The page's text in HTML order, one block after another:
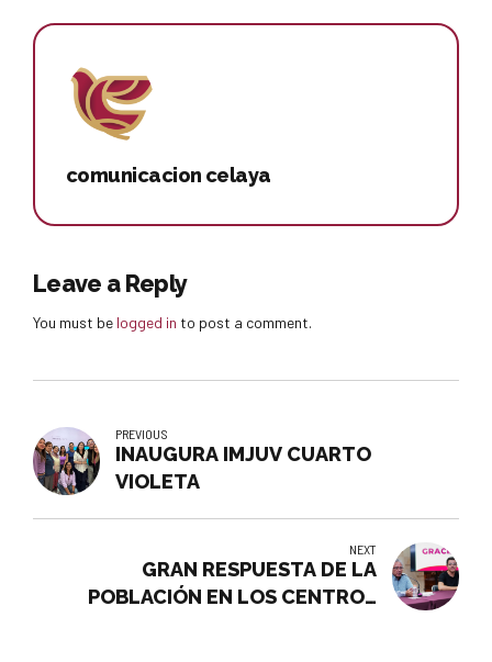
comunicacion celaya
Leave a Reply
You must be logged in to post a comment.
PREVIOUS
INAUGURA IMJUV CUARTO
VIOLETA
NEXT
GRAN RESPUESTA DE LA
POBLACIÓN EN LOS CENTROS